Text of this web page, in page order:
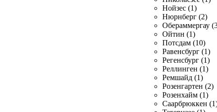
Нойзес (1)
Нюрнберг (2)
Обераммергау
Ойтин (1)
Потсдам (10)
Равенсбург (1)
Регенсбург (1)
Реллинген (1)
Ремшайд (1)
Розенгартен (2)
Розенхайм (1)
Саарбрюккен